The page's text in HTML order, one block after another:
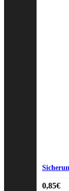
0,85€